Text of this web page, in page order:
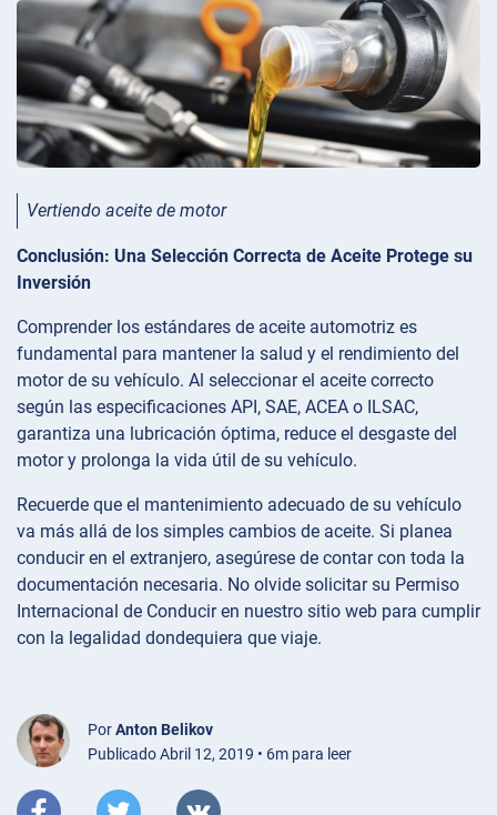
Vertiendo aceite de motor
Conclusión: Una Selección Correcta de Aceite Protege su
Inversión
Comprender los estándares de aceite automotriz es
fundamental para mantener la salud y el rendimiento del
motor de su vehículo. Al seleccionar el aceite correcto
según las especificaciones API, SAE, ACEA o ILSAC,
garantiza una lubricación óptima, reduce el desgaste del
motor y prolonga la vida útil de su vehículo.
Recuerde que el mantenimiento adecuado de su vehículo
va más allá de los simples cambios de aceite. Si planea
conducir en el extranjero, asegúrese de contar con toda la
documentación necesaria. No olvide solicitar su Permiso
Internacional de Conducir en nuestro sitio web para cumplir
con la legalidad dondequiera que viaje.
PorAnton Belikov
Publicado Abril 12, 2019 • 6m para leer